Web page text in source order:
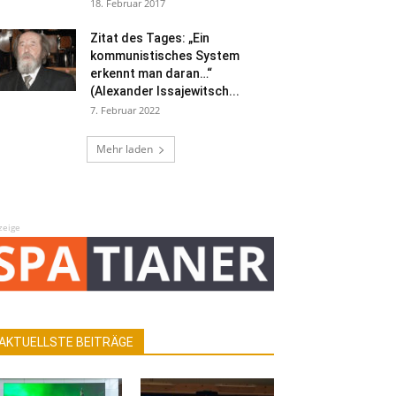
18. Februar 2017
Zitat des Tages: „Ein
kommunistisches System
erkennt man daran…“
(Alexander Issajewitsch...
7. Februar 2022
Mehr laden
BEITRÄGE